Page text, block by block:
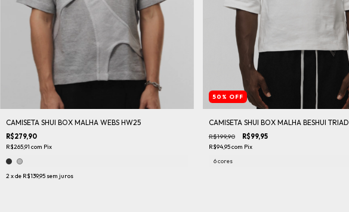
CAMISETA SHUI BOX MALHA WEBS HW25
R$279,90
R$265,91 com Pix
2x de R$139,95 sem juros
50 % OFF
CAMISETA SHUI BOX MALHA BESHUI TRIAD
R$199,90 R$99,95
R$94,95com Pix
6 cores